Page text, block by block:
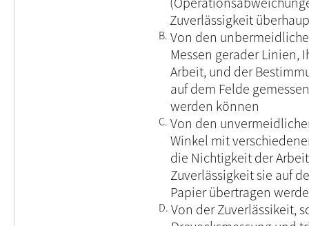
Zuverlässigkeit
B. Von den
Messen gerader Linien,
Arbeit, und der
auf dem Felde
werden können
C. Von den
Winkel mit
die Nichtigkeit der
Zuverlässigkeit sie auf
Papier übertragen
D. Von der Zuverlässikeit,